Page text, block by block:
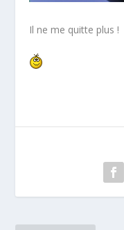
Il ne me quitte plus !